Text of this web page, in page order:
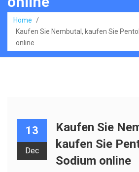
Home
/
Kaufen Sie Nembutal, kaufen Sie
online
13
Dec
Kaufen Sie
kaufen Sie
Sodium online